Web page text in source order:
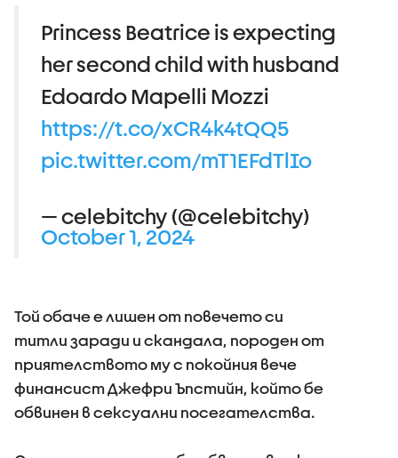
Princess Beatrice is expecting
her second child with husband
Edoardo Mapelli Mozzi
https://t.co/xCR4k4tQQ5
pic.twitter.com/mT1EFdTlIo
— celebitchy (@celebitchy)
October 1, 2024
Той обаче е лишен от повечето си
титли заради и скандала, породен от
приятелството му с покойния вече
финансист Джефри Ъпстийн, който бе
обвинен в сексуални посегателства.